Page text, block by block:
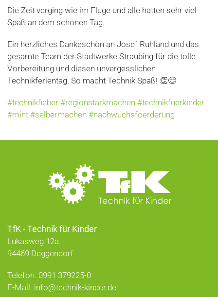
Die Zeit verging wie im Fluge und alle hatten sehr viel
Spaß an dem schönen Tag.
Ein herzliches Dankeschön an Josef Ruhland und das
gesamte Team der Stadtwerke Straubing für die tolle
Vorbereitung und diesen unvergesslichen
Technikferientag. So macht Technik Spaß! 👏😊
#technikfieber #regionstarkmachen #technikfuerkinder
#mint #selbermachen #nachwuchsfoerderung
TfK - Technik für Kinder
Lukasweg 12a
94469 Deggendorf
Telefon: 0991 379225-0
E-Mail: info@technik-kinder.de